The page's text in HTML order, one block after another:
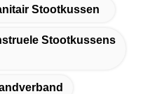
Stootkussen
Stootkussens